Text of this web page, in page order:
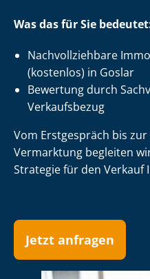
Was das für Sie
Nach­voll­zieh­ba­re
(kostenlos) in Goslar
Bewertung durch
Verkaufsbezug
Vom Erstgespräch bis
Vermarktung begleiten
Strategie für den Verkauf
Jetzt anfragen